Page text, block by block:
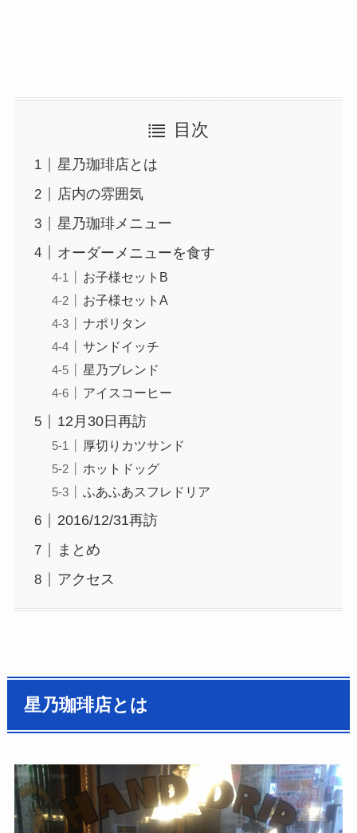
目次
星乃珈琲店とは
店内の雰囲気
星乃珈琲メニュー
オーダーメニューを食す
お子様セットB
お子様セットA
ナポリタン
サンドイッチ
星乃ブレンド
アイスコーヒー
12月30日再訪
厚切りカツサンド
ホットドッグ
ふあふあスフレドリア
2016/12/31再訪
まとめ
アクセス
星乃珈琲店とは